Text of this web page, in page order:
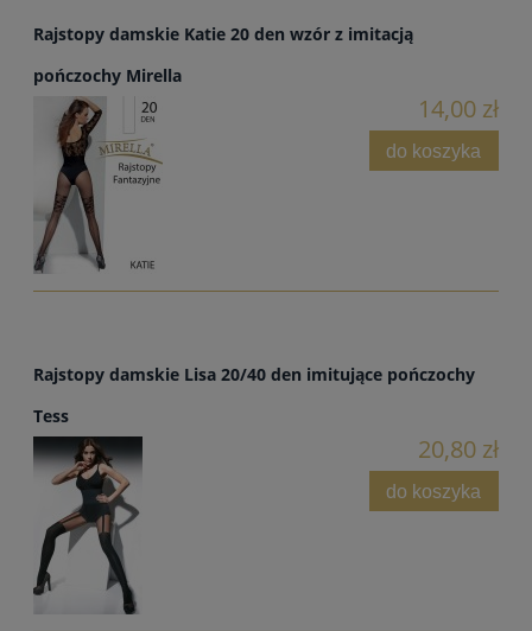
Rajstopy damskie Katie 20 den wzór z imitacją
pończochy Mirella
14,00 zł
do koszyka
Rajstopy damskie Lisa 20/40 den imitujące pończochy
Tess
20,80 zł
do koszyka